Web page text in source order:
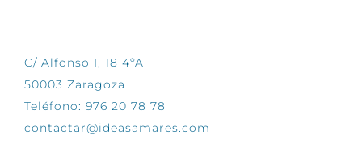
C/ Alfonso I, 18 4ºA
50003 Zaragoza
Teléfono: 976 20 78 78
contactar@ideasamares.com